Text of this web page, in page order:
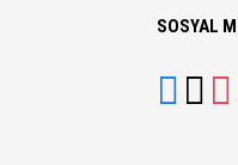
SOSYAL